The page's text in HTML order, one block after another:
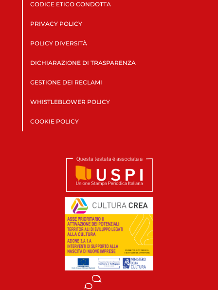
CODICE ETICO CONDOTTA
PRIVACY POLICY
POLICY DIVERSITÀ
DICHIARAZIONE DI TRASPARENZA
GESTIONE DEI RECLAMI
WHISTLEBLOWER POLICY
COOKIE POLICY